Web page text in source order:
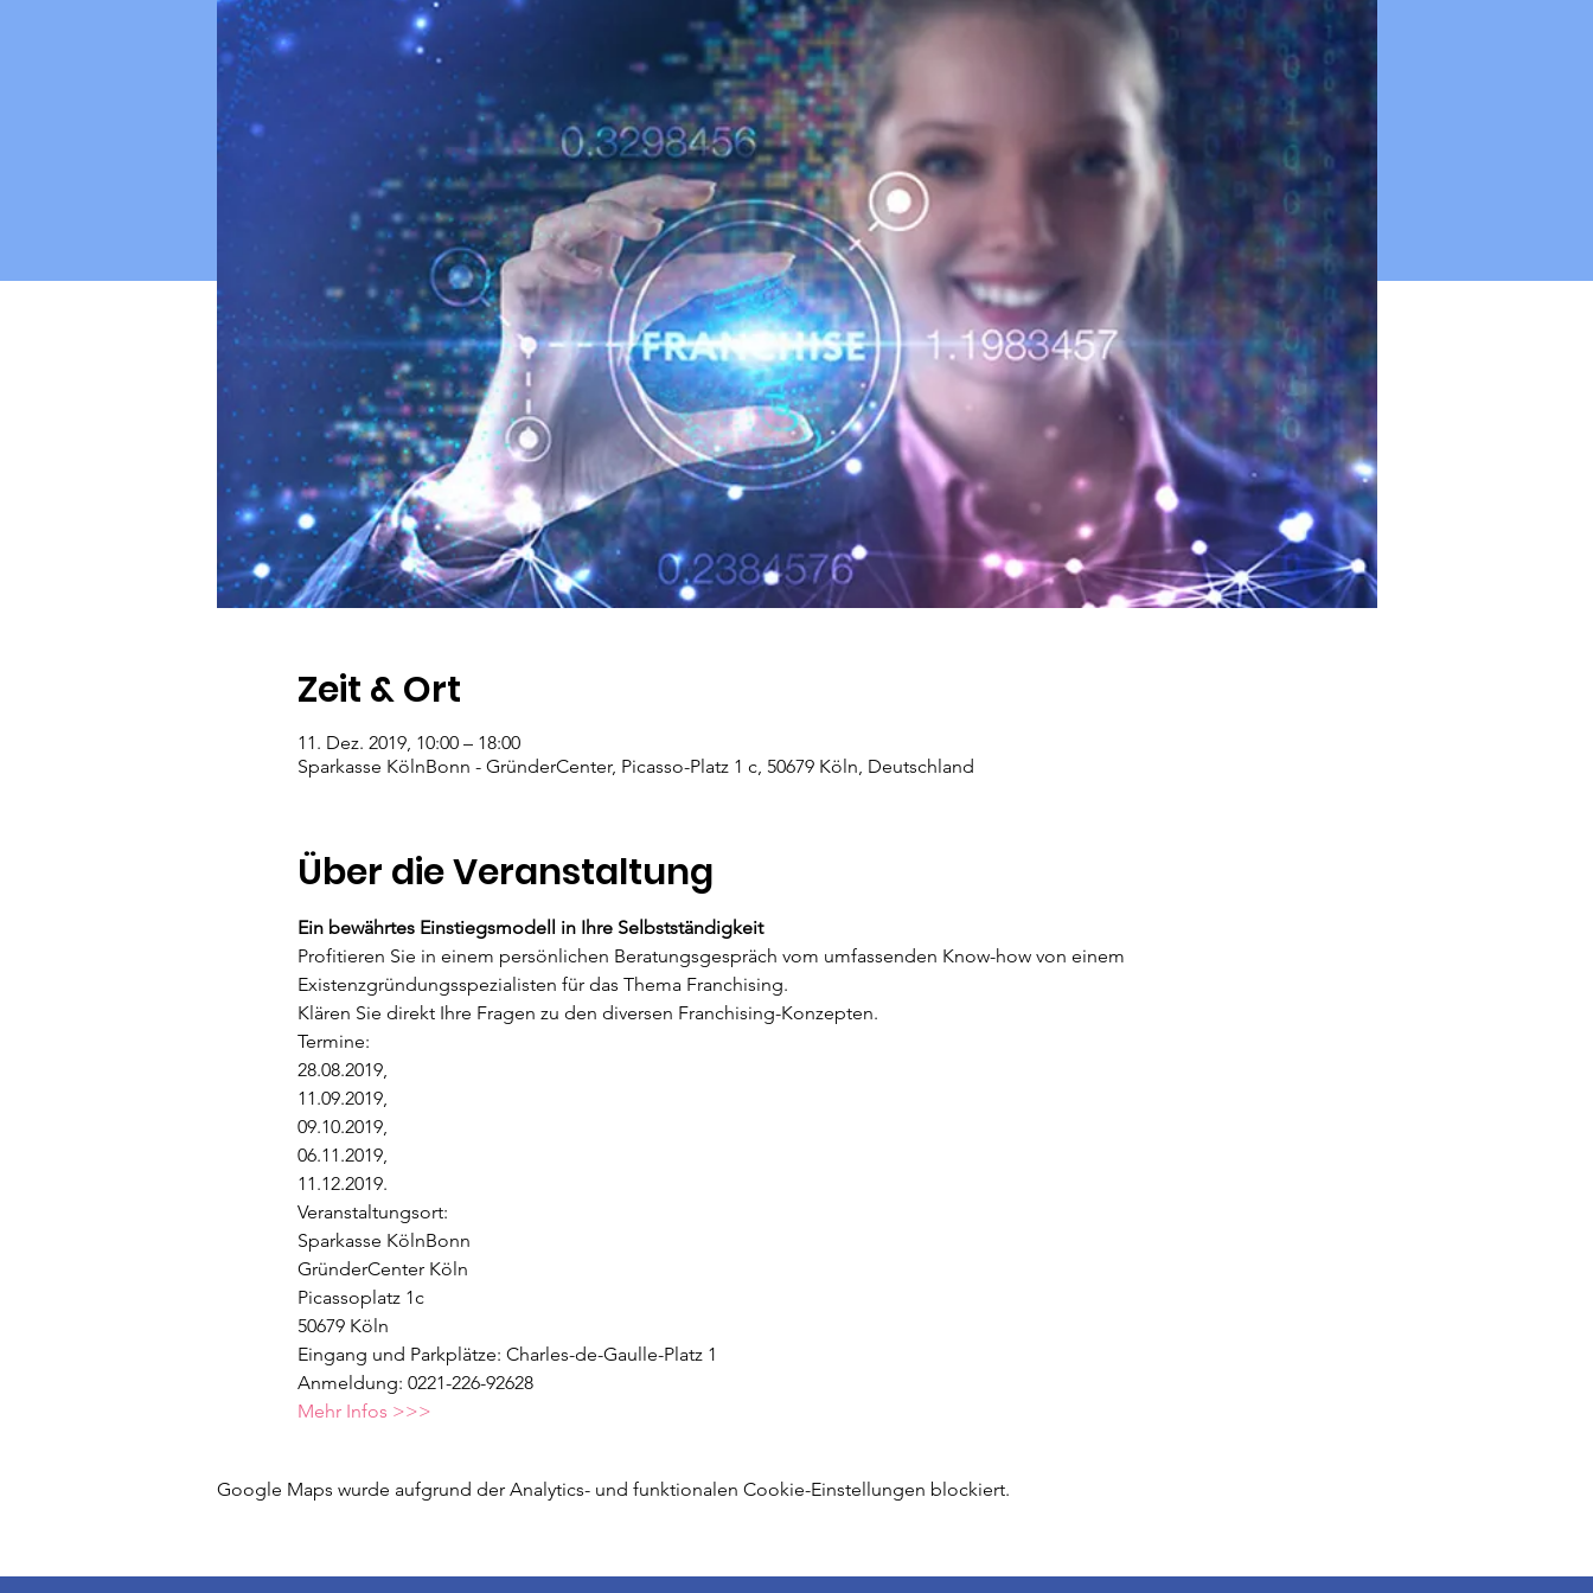
Zeit & Ort
11. Dez. 2019, 10:00 – 18:00
Sparkasse KölnBonn - GründerCenter, Picasso-Platz 1 c, 50679 Köln, Deutschland
Über die Veranstaltung
Ein bewährtes Einstiegsmodell in Ihre Selbstständigkeit
Profitieren Sie in einem persönlichen Beratungsgespräch vom umfassenden Know-how von einem
Existenzgründungsspezialisten für das Thema Franchising.
Klären Sie direkt Ihre Fragen zu den diversen Franchising-Konzepten.
Termine:
28.08.2019,
11.09.2019,
09.10.2019,
06.11.2019,
11.12.2019.
Veranstaltungsort:
Sparkasse KölnBonn
GründerCenter Köln
Picassoplatz 1c
50679 Köln
Eingang und Parkplätze: Charles-de-Gaulle-Platz 1
Anmeldung: 0221-226-92628
Mehr Infos >>>
Google Maps wurde aufgrund der Analytics- und funktionalen Cookie-Einstellungen blockiert.